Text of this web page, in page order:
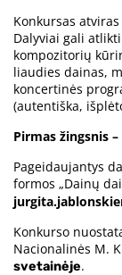
Konkursas
Dalyviai gali
kompozitorių
liaudies dainas,
koncertinės
(autentiška,
Pirmas žingsnis
Pageidaujantys
formos „Dainų
Konkurso
Nacionalinės M.
svetainėje.